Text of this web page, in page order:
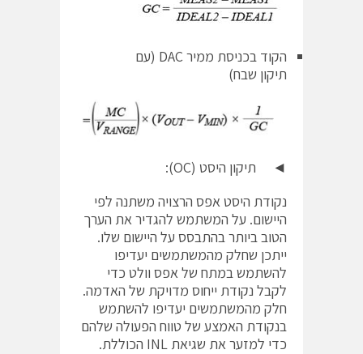
הקוד בכניסת ממיר DAC (עם
תיקון שבח)
◄ תיקון היסט (OC):
נקודת היסט אפס הרצויה משתנה לפי
היישום. על המשתמש להגדיר את הערך
הטוב ביותר בהתבסס על היישום שלו.
ייתכן שחלק מהמשתמשים יעדיפו
להשתמש במתח של אפס וולט כדי
לקבל נקודת ייחוס מדויקת של האדמה.
חלק מהמשתמשים יעדיפו להשתמש
בנקודת האמצע של טווח הפעולה שלהם
כדי למזער את שגיאת INL הכוללת.